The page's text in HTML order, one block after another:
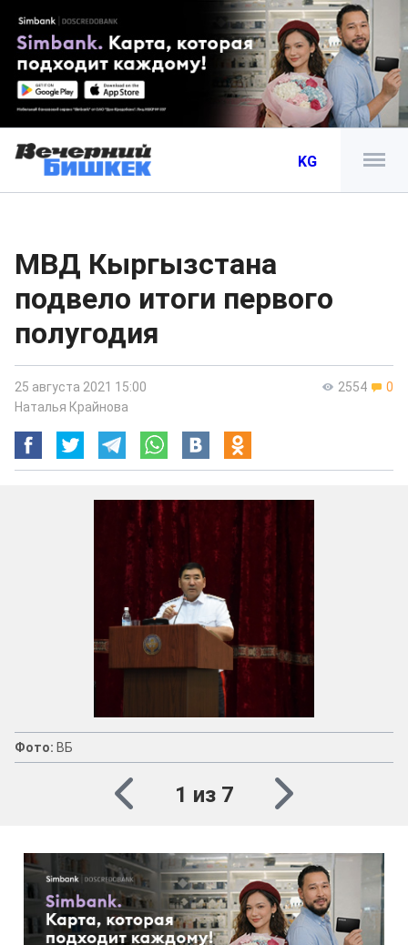
KG
МВД Кыргызстана
подвело итоги первого
полугодия
2554 0
25 августа 2021 15:00
Наталья Крайнова
Фото: ВБ
1 из 7